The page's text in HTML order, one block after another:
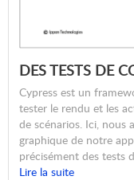
DES TESTS DE
Cypress est un
tester le rendu et les
de scénarios. Ici, nous
graphique de notre
précisément des tests
Lire la suite